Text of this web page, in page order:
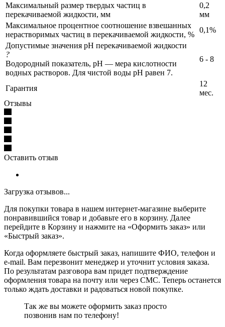
Максимальный размер твердых частиц в
перекачиваемой жидкости, мм
0,2
мм
Максимальное процентное соотношение взвешанных
нерастворимых частиц в перекачиваемой жидкости, %
0,1%
Допустимые значения pH перекачиваемой жидкости
?
Водородный показатель, pH — мера кислотности
водных растворов. Для чистой воды pH равен 7.
6 - 8
Гарантия
12
мес.
Отзывы
Оставить отзыв
Загрузка отзывов...
Для покупки товара в нашем интернет-магазине выберите
понравившийся товар и добавьте его в корзину. Далее
перейдите в Корзину и нажмите на «Оформить заказ» или
«Быстрый заказ».
Когда оформляете быстрый заказ, напишите ФИО, телефон и
e-mail. Вам перезвонит менеджер и уточнит условия заказа.
По результатам разговора вам придет подтверждение
оформления товара на почту или через СМС. Теперь останется
только ждать доставки и радоваться новой покупке.
Так же вы можете оформить заказ просто
позвонив нам по телефону!